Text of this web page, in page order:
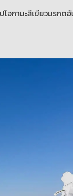
อกามะสีเขียวมรกต